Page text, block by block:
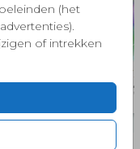
(het
of intrekken